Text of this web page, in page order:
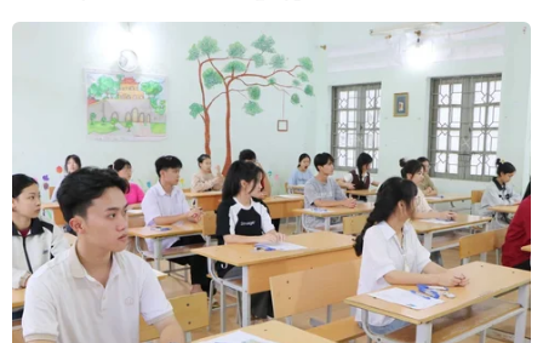
Trên trang Twitter chính thức, Đại sứ quán Nga tại
Washington cho rằng các biện pháp trừng phạt chống
Nga mới nhất của Washington nhằm phá hoại các
quan hệ song phương và sẽ bị đáp trả.